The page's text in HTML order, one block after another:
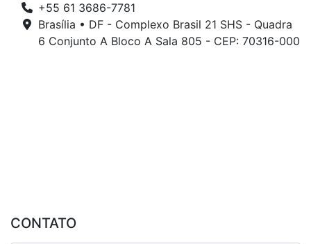
+55 61 3686-7781
Brasília • DF - Complexo Brasil 21 SHS - Quadra
6 Conjunto A Bloco A Sala 805 - CEP: 70316-000
CONTATO